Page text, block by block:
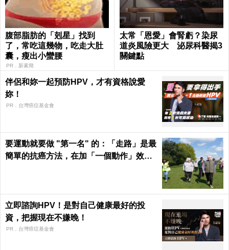
腹部脂肪的「剋星」找到
了，常吃這幾物，吃走大肚
囊，瘦出小蠻腰
PR．新素簡
太常「恩愛」會腎虧？染尿
道炎風險更大 泌尿科醫揭3
關鍵點
伴侶和妳一起預防HPV，才有資格說愛
妳！
PR．台灣癌症基金會
要運動就要做 "第一名" 的：「走路」是最
簡單的抗癌方法，在加「一個動作」效果
立即諮詢HPV！是對自己健康最好的投
資，把握現在不嫌晚！
PR．台灣癌症基金會